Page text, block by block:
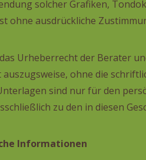
solcher Grafiken,
ohne ausdrückliche
Urheberrecht der Berater
ohne die
sind nur für den
zu den in diesen
Informationen